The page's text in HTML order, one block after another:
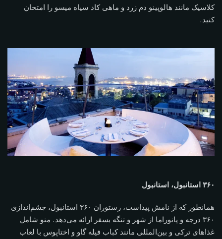
کلاسیک مانند هالوپینو دم زرد و ماهی کاد سیاه میسو را امتحان
کنید.
۳۶۰ استانبول، استانبول
همانطور که از نامش پیداست، رستوران ۳۶۰ استانبول، چشم‌اندازی
۳۶۰ درجه و پانوراما از شهر و تنگه بسفر ارائه می‌دهد. منو شامل
غذاهای ترکی و بین‌المللی مانند کباب فیله گاو و اختاپوس با لعاب